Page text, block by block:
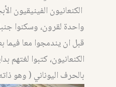
الكنعانيون الفينيقيون
واحدة لقرون، وسكنوا
قبل ان يندمجوا معا فيما
الكنعانيون، كتبوا لغتهم
بالحرف اليوناني ( وهو